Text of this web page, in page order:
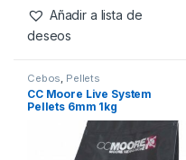
Añadir a lista de
deseos
Cebos Pellets
CC Moore Live System
Pellets 6mm 1kg